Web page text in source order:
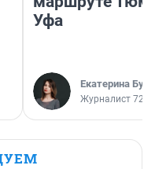
Уфа
Екатерина
Журналист